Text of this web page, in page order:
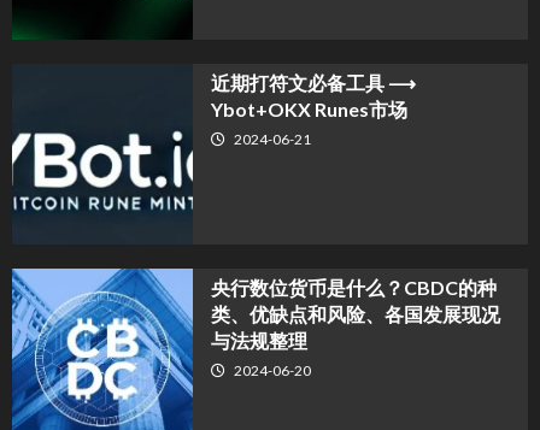
近期打符文必备工具 ⟶
Ybot+OKX Runes市场
2024-06-21
央行数位货币是什么？CBDC的种
类、优缺点和风险、各国发展现况
与法规整理
2024-06-20